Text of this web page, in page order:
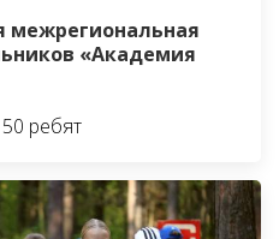
межрегиональная
«Академия
ребят